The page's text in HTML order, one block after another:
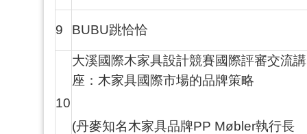
9 BUBU跳恰恰
10
大溪國際木家具設計競賽國際評審交流講
座：木家具國際市場的品牌策略
(丹麥知名木家具品牌PP Møbler執行長